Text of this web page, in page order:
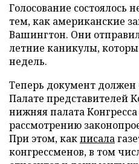
Голосование состоялось
тем, как американские
Вашингтон. Они
летние каникулы,
недель.
Теперь документ должен
Палате представителей
нижняя палата
рассмотрению
При этом, какписала
конгрессменов, в том